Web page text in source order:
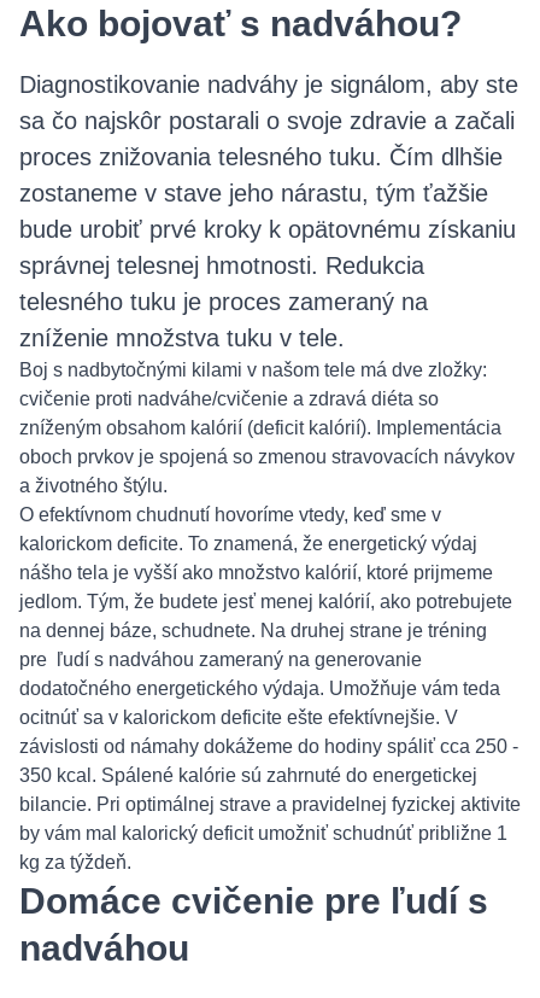
Ako bojovať s nadváhou?
Diagnostikovanie nadváhy je signálom, aby ste
sa čo najskôr postarali o svoje zdravie a začali
proces znižovania telesného tuku. Čím dlhšie
zostaneme v stave jeho nárastu, tým ťažšie
bude urobiť prvé kroky k opätovnému získaniu
správnej telesnej hmotnosti. Redukcia
telesného tuku je proces zameraný na
zníženie množstva tuku v tele.
Boj s nadbytočnými kilami v našom tele má dve zložky:
cvičenie proti nadváhe/cvičenie a zdravá diéta so
zníženým obsahom kalórií (deficit kalórií). Implementácia
oboch prvkov je spojená so zmenou stravovacích návykov
a životného štýlu.
O efektívnom chudnutí hovoríme vtedy, keď sme v
kalorickom deficite. To znamená, že energetický výdaj
nášho tela je vyšší ako množstvo kalórií, ktoré prijmeme
jedlom. Tým, že budete jesť menej kalórií, ako potrebujete
na dennej báze, schudnete. Na druhej strane je tréning
pre ľudí s nadváhou zameraný na generovanie
dodatočného energetického výdaja. Umožňuje vám teda
ocitnúť sa v kalorickom deficite ešte efektívnejšie. V
závislosti od námahy dokážeme do hodiny spáliť cca 250 -
350 kcal. Spálené kalórie sú zahrnuté do energetickej
bilancie. Pri optimálnej strave a pravidelnej fyzickej aktivite
by vám mal kalorický deficit umožniť schudnúť približne 1
kg za týždeň.
Domáce cvičenie pre ľudí s
nadváhou